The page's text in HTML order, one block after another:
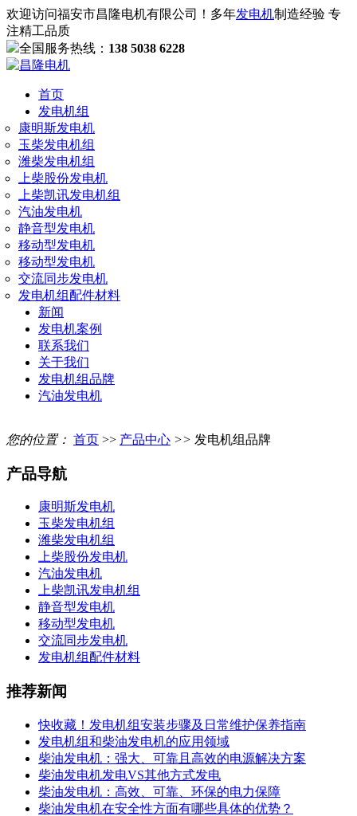
欢迎访问福安市昌隆电机有限公司！多年发电机制造经验 专
注精工品质
全国服务热线： 138 5038 6228
首页
发电机组
康明斯发电机
玉柴发电机组
潍柴发电机组
上柴股份发电机
上柴凯讯发电机组
汽油发电机
静音型发电机
移动型发电机
移动型发电机
交流同步发电机
发电机组配件材料
新闻
发电机案例
联系我们
关于我们
发电机组品牌
汽油发电机
您的位置： 首页 >> 产品中心 >> 发电机组品牌
产品导航
康明斯发电机
玉柴发电机组
潍柴发电机组
上柴股份发电机
汽油发电机
上柴凯讯发电机组
静音型发电机
移动型发电机
交流同步发电机
发电机组配件材料
推荐新闻
快收藏！发电机组安装步骤及日常维护保养指南
发电机组和柴油发电机的应用领域
柴油发电机：强大、可靠且高效的电源解决方案
柴油发电机发电VS其他方式发电
柴油发电机：高效、可靠、环保的电力保障
柴油发电机在安全性方面有哪些具体的优势？